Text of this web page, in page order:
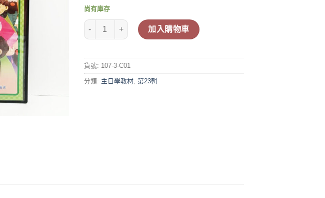
尚有庫存
【喜樂團主日學教材】- 第23輯主光碟 (故事、金句、詩歌) 數量
加入購物車
貨號: 107-3-C01
分類: 主日學教材 第23輯